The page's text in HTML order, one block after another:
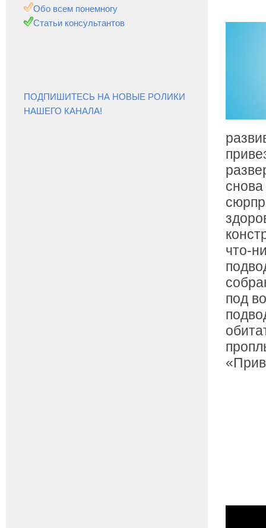
что-
под
Обо всем понемногу
Статьи консультантов
ПОДПИШИТЕСЬ НА НОВЫЕ РОЛИКИ
НАШЕГО КАНАЛА!